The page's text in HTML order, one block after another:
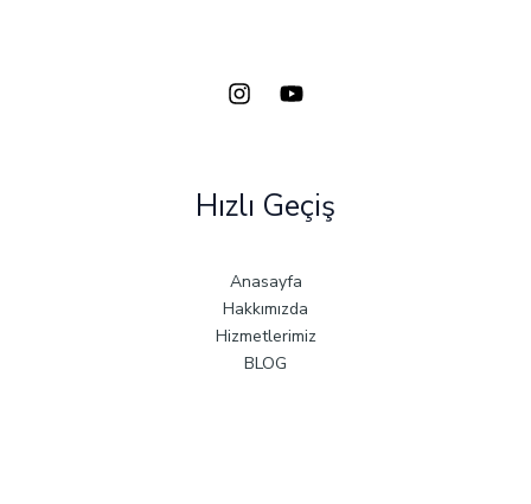
Hızlı Geçiş
Anasayfa
Hakkımızda
Hizmetlerimiz
BLOG